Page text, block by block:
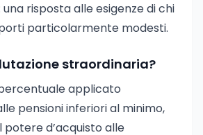
risposta alle esigenze di chi
particolarmente modesti.
straordinaria?
applicato
pensioni inferiori al minimo,
potere d’acquisto alle